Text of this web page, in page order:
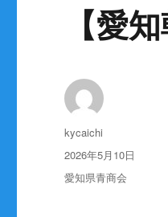
【愛
投
稿
kycaichi
投
稿
日:
2026年5月10日
カ
愛知県青商会